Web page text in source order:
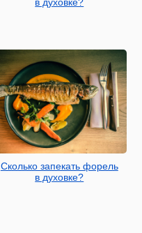
Сколько запекать форель
в духовке?